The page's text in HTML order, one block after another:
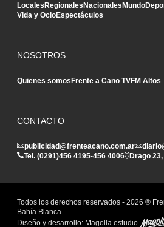
LocalesRegionalesNacionalesMundo
Vida y OcioEspectáculos
NOSOTROS
Quienes somosFrente a Cano TVFM Altos
CONTACTO
publicidad@frenteacano.com.ar
Tel. (0291)456 4195-456 4006 Drago
Todos los derechos reservados - 2026 ®
Bahía Blanca
Diseño y desarrollo: Magolla estudio